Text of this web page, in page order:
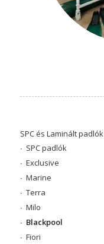
SPC és Laminált padlók
SPC padlók
Exclusive
Marine
Terra
Milo
Blackpool
Fiori